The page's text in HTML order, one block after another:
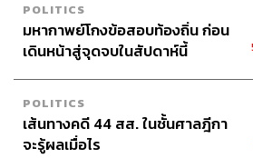
POLITICS
มหากาพย์โกงข้อสอบท้องถิ่น ก่อน
เดินหน้าสู่จุดจบในสัปดาห์นี้
POLITICS
เส้นทางคดี 44 สส. ในชั้นศาลฎีกา
จะรู้ผลเมื่อไร